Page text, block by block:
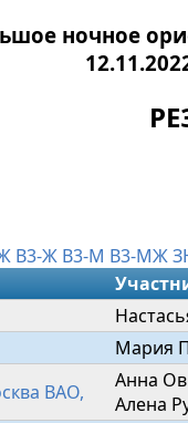
ночное
В3-Ж В3-М В3-МЖ
Мария
Анна
Алена